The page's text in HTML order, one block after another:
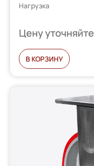
Нагрузка
Цену уточняйте
В КОРЗИНУ